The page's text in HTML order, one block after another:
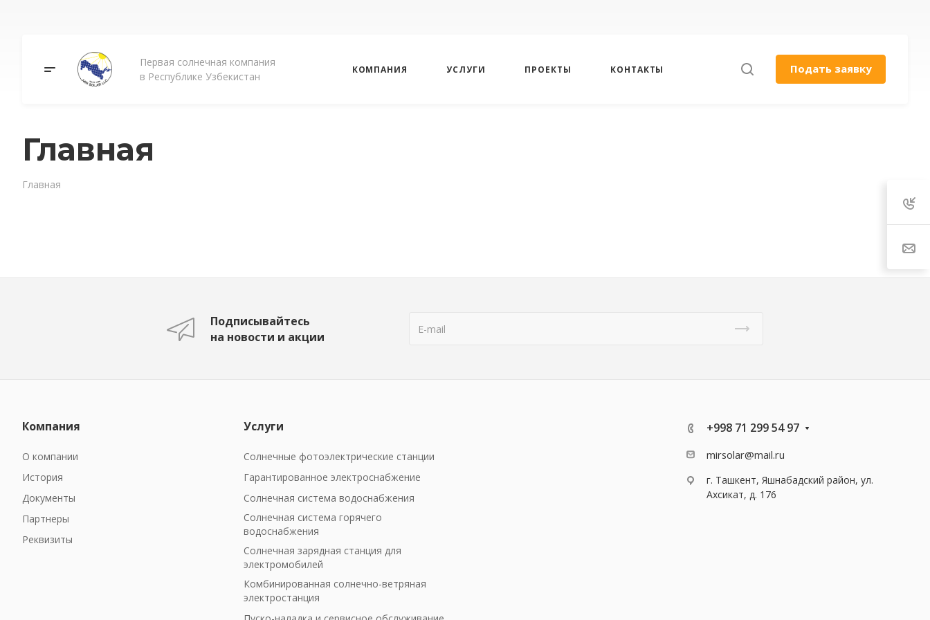
Первая солнечная компания
в Республике Узбекистан
КОМПАНИЯ УСЛУГИ ПРОЕКТЫ КОНТАКТЫ Подать заявку
Главная
Главная
Подписывайтесь
на новости и акции
Компания
О компании
История
Документы
Партнеры
Реквизиты
Услуги
Солнечные фотоэлектрические станции
Гарантированное электроснабжение
Солнечная система водоснабжения
Солнечная система горячего
водоснабжения
Солнечная зарядная станция для
электромобилей
Комбинированная солнечно-ветряная
электростанция
+998 71 299 54 97
mirsolar@mail.ru
г. Ташкент, Яшнабадский район, ул.
Ахсикат, д. 176